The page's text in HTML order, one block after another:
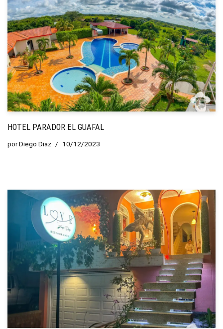
HOTEL PARADOR EL GUAFAL
porDiego Diaz 10/12/2023